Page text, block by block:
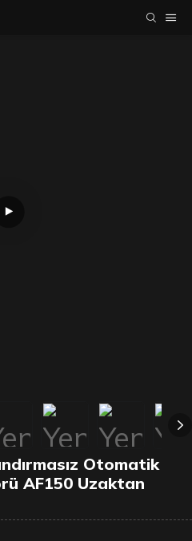
Otomatik
AF150 Uzaktan